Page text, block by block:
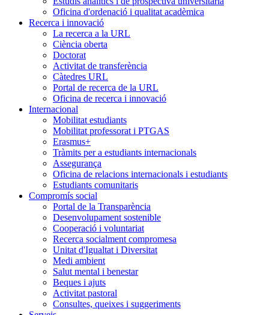
Oficina d'ordenació i qualitat acadèmica
Recerca i innovació
La recerca a la URL
Ciència oberta
Doctorat
Activitat de transferència
Càtedres URL
Portal de recerca de la URL
Oficina de recerca i innovació
Internacional
Mobilitat estudiants
Mobilitat professorat i PTGAS
Erasmus+
Tràmits per a estudiants internacionals
Assegurança
Oficina de relacions internacionals i estudiants
Estudiants comunitaris
Compromís social
Portal de la Transparència
Desenvolupament sostenible
Cooperació i voluntariat
Recerca socialment compromesa
Unitat d'Igualtat i Diversitat
Medi ambient
Salut mental i benestar
Beques i ajuts
Activitat pastoral
Consultes, queixes i suggeriments